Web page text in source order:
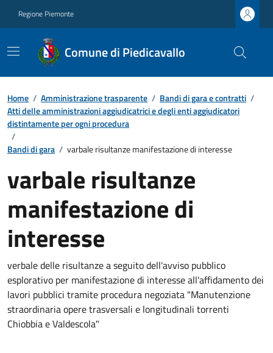
Regione Piemonte
Comune di Piedicavallo
Home / Amministrazione trasparente / Bandi di gara e contratti /
Atti delle amministrazioni aggiudicatrici e degli enti aggiudicatori
distintamente per ogni procedura
/
Bandi di gara / varbale risultanze manifestazione di interesse
varbale risultanze
manifestazione di
interesse
verbale delle risultanze a seguito dell'avviso pubblico
esplorativo per manifestazione di interesse all'affidamento dei
lavori pubblici tramite procedura negoziata "Manutenzione
straordinaria opere trasversali e longitudinali torrenti
Chiobbia e Valdescola"